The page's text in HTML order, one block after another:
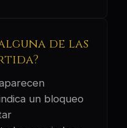
de las
un bloqueo